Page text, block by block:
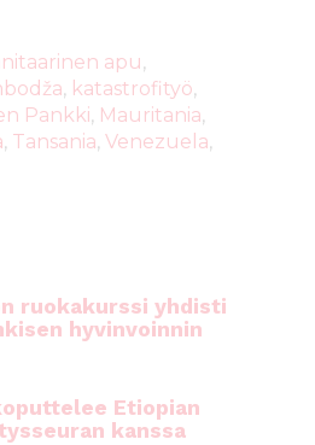
apu,
, katastrofityö,
Pankki, Mauritania,
, Tansania, Venezuela,
ruokakurssi yhdisti
hyvinvoinnin
Etiopian
kanssa